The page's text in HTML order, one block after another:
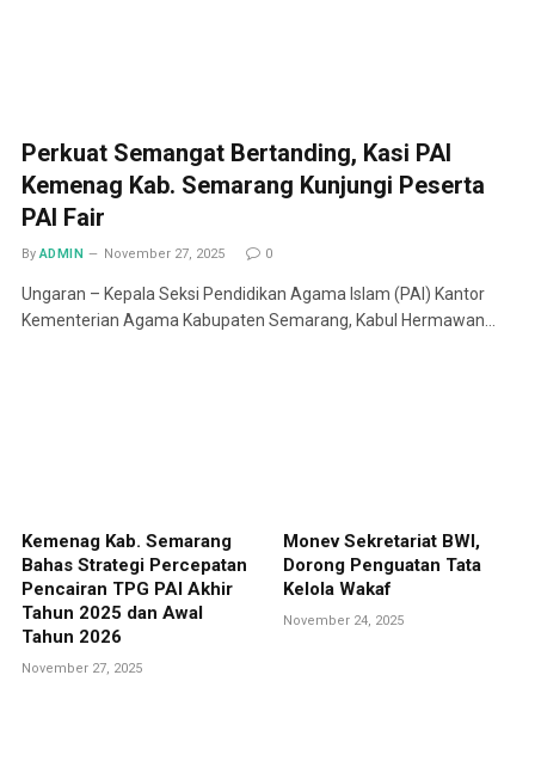
Perkuat Semangat Bertanding, Kasi PAI
Kemenag Kab. Semarang Kunjungi Peserta
PAI Fair
By ADMIN November 27, 2025 0
Ungaran – Kepala Seksi Pendidikan Agama Islam (PAI) Kantor
Kementerian Agama Kabupaten Semarang, Kabul Hermawan…
Kemenag Kab. Semarang
Bahas Strategi Percepatan
Pencairan TPG PAI Akhir
Tahun 2025 dan Awal
Tahun 2026
November 27, 2025
Monev Sekretariat BWI,
Dorong Penguatan Tata
Kelola Wakaf
November 24, 2025